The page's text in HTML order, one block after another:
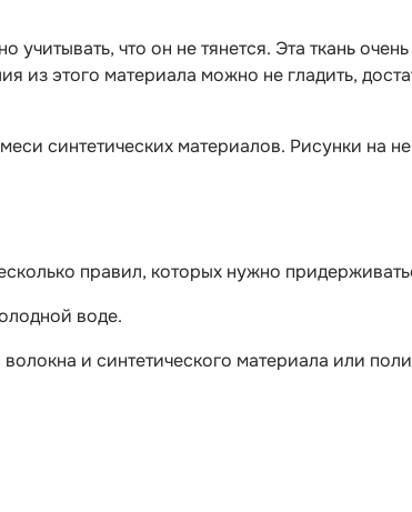
что он не тянется. Эта ткань
из этого материала можно не гладить,
синтетических материалов. Рисунки на
правил, которых нужно
воде.
и синтетического материала или